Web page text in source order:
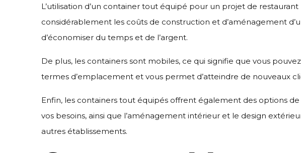
L’utilisation d’un container tout équipé pour un projet de
considérablement les coûts de construction et d’aménagement
d’économiser du temps et de l’argent.
De plus, les containers sont mobiles, ce qui signifie que vous
termes d’emplacement et vous permet d’atteindre de nouveaux
Enfin, les containers tout équipés offrent également des options
vos besoins, ainsi que l’aménagement intérieur et le design
autres établissements.